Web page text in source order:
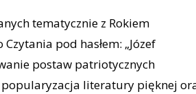
tematycznie z Rokiem
pod hasłem: „Józef
postaw patriotycznych
literatury pięknej